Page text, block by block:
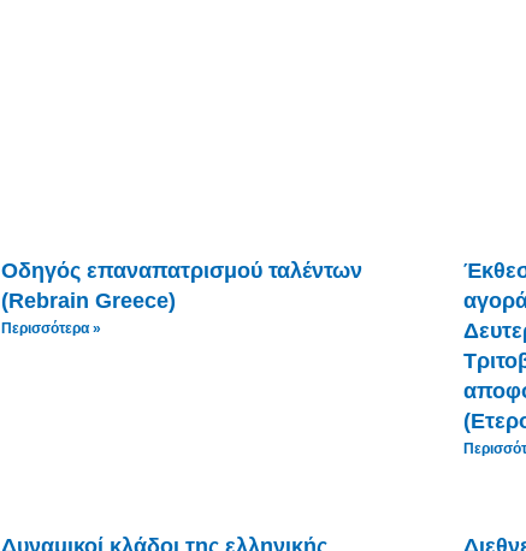
Οδηγός επαναπατρισμού ταλέντων
(Rebrain Greece)
Περισσότερα »
Δυναμικοί κλάδοι της ελληνικής